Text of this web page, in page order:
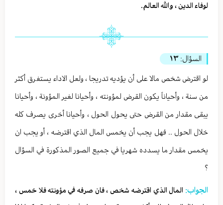
لوفاء الدين ، والله العالم.
السؤال: ١٣
لو اقترض شخص مالا على أن يؤديه تدريجا ، ولعل الاداء يستغرق أكثر
من سنة ، وأحياناً يكون القرض لمؤونته ، وأحيانا لغير المؤونة ، وأحيانا
يبقى مقدار من القرض حتى يحول الحول ، وأحيانا أخرى يصرف كله
خلال الحول .. فهل يجب أن يخمس المال الذي اقترضه ، أو يجب ان
يخمس مقدار ما يسدده شهريا في جميع الصور المذكورة في السؤال
؟
الجواب: المال الذي اقترضه شخص ، فان صرفه في مؤونته فلا خمس ،